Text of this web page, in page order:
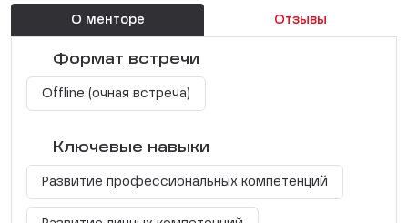
О менторе Отзывы
Формат встречи
Offline (очная встреча)
Ключевые навыки
Развитие профессиональных компетенций